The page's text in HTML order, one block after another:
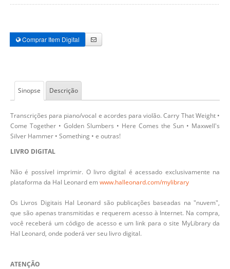
Comprar Item Digital
Sinopse Descrição
Transcrições para piano/vocal e acordes para violão. Carry That Weight •
Come Together • Golden Slumbers • Here Comes the Sun • Maxwell's
Silver Hammer • Something • e outras!
LIVRO DIGITAL
Não é possível imprimir. O livro digital é acessado exclusivamente na
plataforma da Hal Leonard emwww.halleonard.com/mylibrary
Os Livros Digitais Hal Leonard são publicações baseadas na "nuvem",
que são apenas transmitidas e requerem acesso à Internet. Na compra,
você receberá um código de acesso e um link para o site MyLibrary da
Hal Leonard, onde poderá ver seu livro digital.
ATENÇÃO